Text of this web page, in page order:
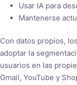
Usar IA para
Mantenerse
Con datos propios,
adoptar la
usuarios en las
Gmail, YouTube y